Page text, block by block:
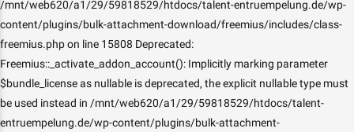
/mnt/web620/a1/29/59818529/htdocs/talent-entruempelung.de/wp-
content/plugins/bulk-attachment-download/freemius/includes/class-
freemius.php on line 15808 Deprecated:
Freemius::_activate_addon_account(): Implicitly marking parameter
$bundle_license as nullable is deprecated, the explicit nullable type must
be used instead in /mnt/web620/a1/29/59818529/htdocs/talent-
entruempelung.de/wp-content/plugins/bulk-attachment-